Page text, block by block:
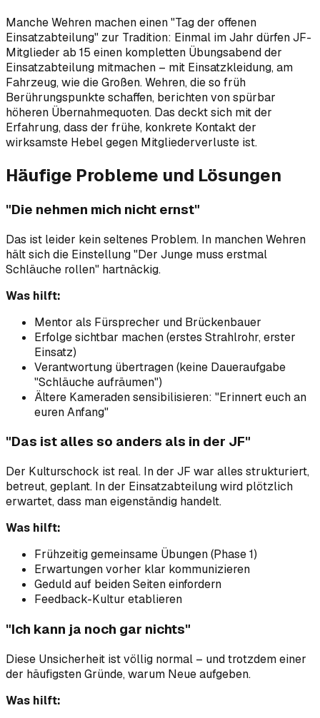
Manche Wehren machen einen "Tag der offenen
Einsatzabteilung" zur Tradition: Einmal im Jahr dürfen JF-
Mitglieder ab 15 einen kompletten Übungsabend der
Einsatzabteilung mitmachen – mit Einsatzkleidung, am
Fahrzeug, wie die Großen. Wehren, die so früh
Berührungspunkte schaffen, berichten von spürbar
höheren Übernahmequoten. Das deckt sich mit der
Erfahrung, dass der frühe, konkrete Kontakt der
wirksamste Hebel gegen Mitgliederverluste ist.
Häufige Probleme und Lösungen
"Die nehmen mich nicht ernst"
Das ist leider kein seltenes Problem. In manchen Wehren
hält sich die Einstellung "Der Junge muss erstmal
Schläuche rollen" hartnäckig.
Was hilft:
Mentor als Fürsprecher und Brückenbauer
Erfolge sichtbar machen (erstes Strahlrohr, erster
Einsatz)
Verantwortung übertragen (keine Daueraufgabe
"Schläuche aufräumen")
Ältere Kameraden sensibilisieren: "Erinnert euch an
euren Anfang"
"Das ist alles so anders als in der JF"
Der Kulturschock ist real. In der JF war alles strukturiert,
betreut, geplant. In der Einsatzabteilung wird plötzlich
erwartet, dass man eigenständig handelt.
Was hilft:
Frühzeitig gemeinsame Übungen (Phase 1)
Erwartungen vorher klar kommunizieren
Geduld auf beiden Seiten einfordern
Feedback-Kultur etablieren
"Ich kann ja noch gar nichts"
Diese Unsicherheit ist völlig normal – und trotzdem einer
der häufigsten Gründe, warum Neue aufgeben.
Was hilft: